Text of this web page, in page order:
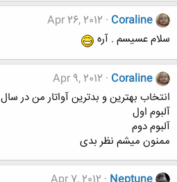
Coraline
Apr 26, 2012
سلام عسیسم . آره
Coraline
Apr 9, 2012
انتخاب بهترین و بدترین آواتار من در سال 90 از دیدگاه شما :دی
آلبوم اول
آلبوم دوم
ممنون میشم نظر بدی